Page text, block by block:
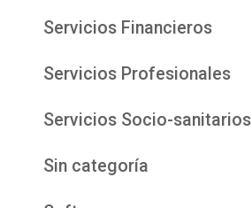
Servicios Financieros
Servicios Profesionales
Servicios Socio-sanitarios
Sin categoría